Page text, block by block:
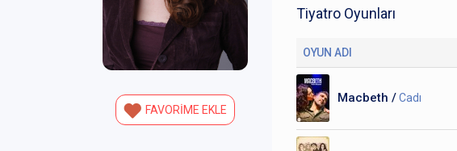
FAVORİME EKLE
Tiyatro Oyunları
OYUN ADI
Macbeth /Cadı